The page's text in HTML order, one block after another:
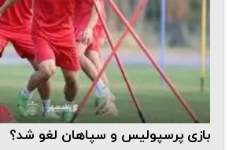
بازی پرسپولیس و سپاهان لغو شد؟